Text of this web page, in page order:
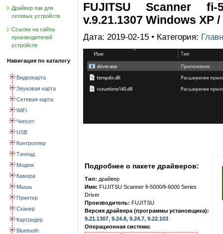
Драйвер пак для
сетевых устройств
Ссылки на сайты
производителей
устройств
Навигация по каталогу
Видеокарта
Звуковая карта
Сетевая карта
WiFi
Чипсет
USB
Контроллер
Тачпад
Модем
Камера
Мышь
Принтер
Сканер
Картридер
Bluetooth
FUJITSU Scanner fi-
v.9.21.1307 Windows XP
Дата: 2019-02-15 • Категория:
Подробнее о пакете драйверов:
Тип: драйвер
Имя: FUJITSU Scanner fi-5000/fi-6000 Series
Driver
Производитель: FUJITSU
Версия драйвера (программы установщика):
9.21.1307, 9.24.8, 9.24.7, 9.22.103
Операционная система: